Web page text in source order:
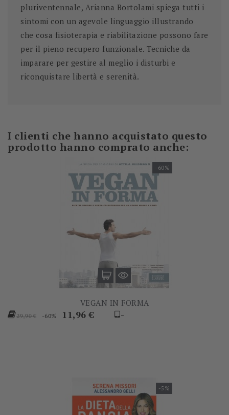
pluriventennale, Arianna Bortolami spiega tutti i
sintomi con un agevole linguaggio illustrando
che cosa fisioterapia e riabilitazione possono fare
per il pieno recupero funzionale. Tecniche da
imparare per gestire al meglio i disturbi e
riconquistare libertà e serenità.
I clienti che hanno acquistato questo
prodotto hanno comprato anche:
-60%
VEGAN IN FORMA
Prezzo
29,90 € -60% Prezzo
11,96 € -
-5%